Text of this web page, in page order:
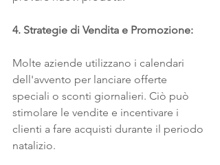
4. Strategie di Vendita e Promozione:
Molte aziende utilizzano i calendari
dell'avvento per lanciare offerte
speciali o sconti giornalieri. Ciò può
stimolare le vendite e incentivare i
clienti a fare acquisti durante il periodo
natalizio.